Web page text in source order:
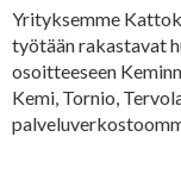
Yrityksemme
työtään rakastavat
osoitteeseen
Kemi, Tornio,